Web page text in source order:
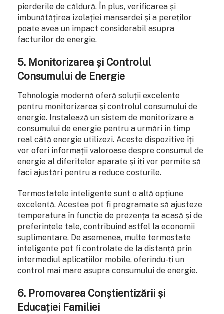
pierderile de căldură. În plus, verificarea și
îmbunătățirea izolației mansardei și a pereților
poate avea un impact considerabil asupra
facturilor de energie.
5. Monitorizarea și Controlul
Consumului de Energie
Tehnologia modernă oferă soluții excelente
pentru monitorizarea și controlul consumului de
energie. Instalează un sistem de monitorizare a
consumului de energie pentru a urmări în timp
real câtă energie utilizezi. Aceste dispozitive îți
vor oferi informații valoroase despre consumul de
energie al diferitelor aparate și îți vor permite să
faci ajustări pentru a reduce costurile.
Termostatele inteligente sunt o altă opțiune
excelentă. Acestea pot fi programate să ajusteze
temperatura în funcție de prezența ta acasă și de
preferințele tale, contribuind astfel la economii
suplimentare. De asemenea, multe termostate
inteligente pot fi controlate de la distanță prin
intermediul aplicațiilor mobile, oferindu-ți un
control mai mare asupra consumului de energie.
6. Promovarea Conștientizării și
Educației Familiei